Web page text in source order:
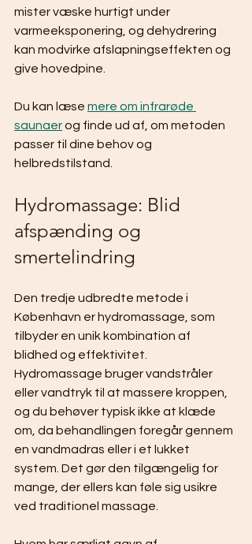
mister væske hurtigt under
varmeeksponering, og dehydrering
kan modvirke afslapningseffekten og
give hovedpine.
Du kan læse mere om infrarøde
saunaer og finde ud af, om metoden
passer til dine behov og
helbredstilstand.
Hydromassage: Blid
afspænding og
smertelindring
Den tredje udbredte metode i
København er hydromassage, som
tilbyder en unik kombination af
blidhed og effektivitet.
Hydromassage bruger vandstråler
eller vandtryk til at massere kroppen,
og du behøver typisk ikke at klæde
om, da behandlingen foregår gennem
en vandmadras eller i et lukket
system. Det gør den tilgængelig for
mange, der ellers kan føle sig usikre
ved traditionel massage.